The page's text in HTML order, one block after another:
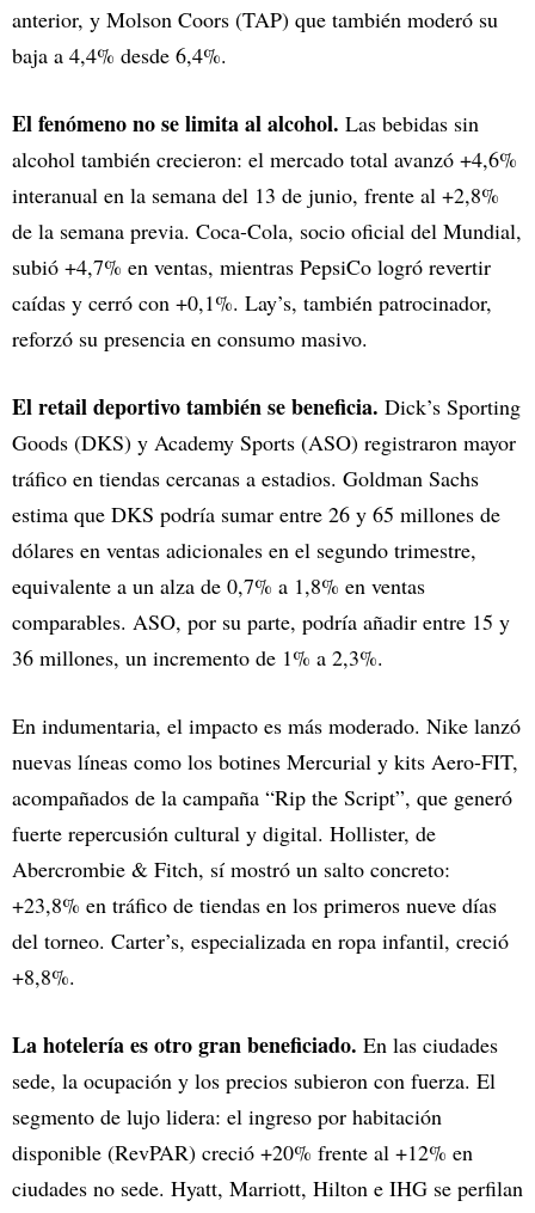
anterior, y Molson Coors (TAP) que también moderó su
baja a 4,4% desde 6,4%.
El fenómeno no se limita al alcohol. Las bebidas sin
alcohol también crecieron: el mercado total avanzó +4,6%
interanual en la semana del 13 de junio, frente al +2,8%
de la semana previa. Coca-Cola, socio oficial del Mundial,
subió +4,7% en ventas, mientras PepsiCo logró revertir
caídas y cerró con +0,1%. Lay’s, también patrocinador,
reforzó su presencia en consumo masivo.
El retail deportivo también se beneficia. Dick’s Sporting
Goods (DKS) y Academy Sports (ASO) registraron mayor
tráfico en tiendas cercanas a estadios. Goldman Sachs
estima que DKS podría sumar entre 26 y 65 millones de
dólares en ventas adicionales en el segundo trimestre,
equivalente a un alza de 0,7% a 1,8% en ventas
comparables. ASO, por su parte, podría añadir entre 15 y
36 millones, un incremento de 1% a 2,3%.
En indumentaria, el impacto es más moderado. Nike lanzó
nuevas líneas como los botines Mercurial y kits Aero-FIT,
acompañados de la campaña “Rip the Script”, que generó
fuerte repercusión cultural y digital. Hollister, de
Abercrombie & Fitch, sí mostró un salto concreto:
+23,8% en tráfico de tiendas en los primeros nueve días
del torneo. Carter’s, especializada en ropa infantil, creció
+8,8%.
La hotelería es otro gran beneficiado. En las ciudades
sede, la ocupación y los precios subieron con fuerza. El
segmento de lujo lidera: el ingreso por habitación
disponible (RevPAR) creció +20% frente al +12% en
ciudades no sede. Hyatt, Marriott, Hilton e IHG se perfilan